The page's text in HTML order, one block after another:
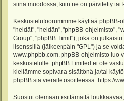
siinä muodossa, kuin ne on päivitetty tai
Keskustelufoorumimme käyttää phpBB-
"heidät", "heidän", "phpBB-ohjelmisto",
Group", "phpBB Tiimit"), joka on julkaistu
lisenssillä (jälkeenpäin "GPL") ja se
www.phpbb.com . phpBB-ohjelmisto luo
keskustelulle. phpBB Limited ei ole
kiellämme sopivana sisältönä ja/tai
phpBB:stä vieraile osoitteessa: https://
Suostut olemaan esittämättä